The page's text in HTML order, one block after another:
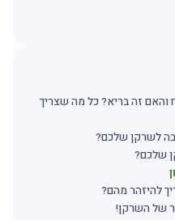
זה בריא? כל מה שצריך
לשרקן שלכם?
שלכם?
להיזהר מהם?
של השרקן!